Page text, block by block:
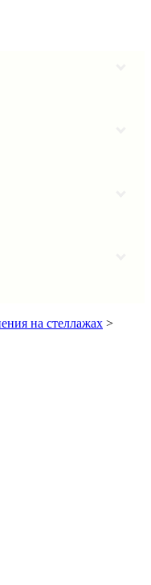
на стеллажах >